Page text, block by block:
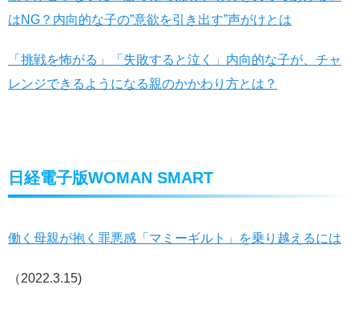
はNG？内向的な子の”意欲を引き出す”声がけとは
「挑戦を怖がる」「失敗すると泣く」内向的な子が、チャ
レンジできるようになる親のかかわり方とは？
日経電子版WOMAN SMART
働く母親が抱く罪悪感「マミーギルト」を乗り越えるには
（2022.3.15)